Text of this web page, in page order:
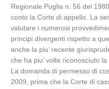
Regionale Puglia n. 56 del
conto la Corte di appello. La
valutare i numerosi
principi divergenti rispetto a
anche la piu’ recente
che ha piu’ volte riconosciuto
La domanda di permesso di
2009, prima che la Corte di